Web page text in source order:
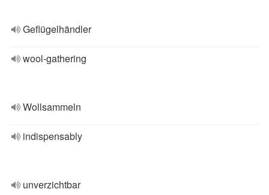
Geflügelhändler
wool-gathering
Wollsammeln
indispensably
unverzichtbar